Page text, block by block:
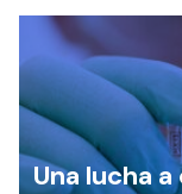
Una lucha